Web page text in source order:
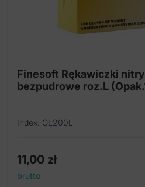
Finesoft Rękawiczki
bezpudrowe roz.L
Index: GL200L
11,00 zł
brutto